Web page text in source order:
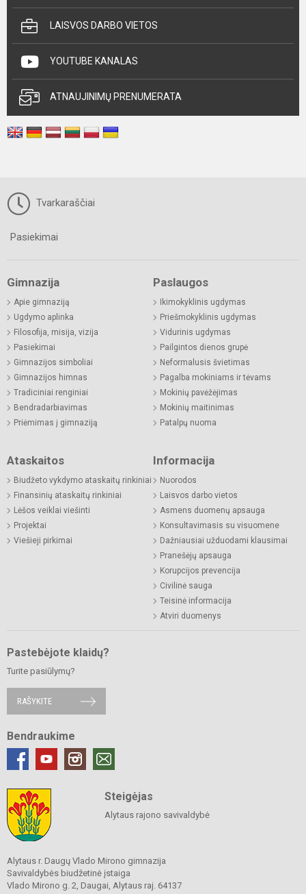
LAISVOS DARBO VIETOS
YOUTUBE KANALAS
ATNAUJINIMŲ PRENUMERATA
Tvarkaraščiai
Pasiekimai
Gimnazija
Apie gimnaziją
Ugdymo aplinka
Filosofija, misija, vizija
Pasiekimai
Gimnazijos simboliai
Gimnazijos himnas
Tradiciniai renginiai
Bendradarbiavimas
Priėmimas į gimnaziją
Paslaugos
Ikimokyklinis ugdymas
Priešmokyklinis ugdymas
Vidurinis ugdymas
Pailgintos dienos grupė
Neformalusis švietimas
Pagalba mokiniams ir tėvams
Mokinių pavėžėjimas
Mokinių maitinimas
Patalpų nuoma
Ataskaitos
Biudžeto vykdymo ataskaitų rinkiniai
Finansinių ataskaitų rinkiniai
Lėšos veiklai viešinti
Projektai
Viešieji pirkimai
Informacija
Nuorodos
Laisvos darbo vietos
Asmens duomenų apsauga
Konsultavimasis su visuomene
Dažniausiai užduodami klausimai
Pranešėjų apsauga
Korupcijos prevencija
Civilinė sauga
Teisinė informacija
Atviri duomenys
Pastebėjote klaidų?
Turite pasiūlymų?
RAŠYKITE
Bendraukime
Steigėjas
Alytaus rajono savivaldybė
Alytaus r. Daugų Vlado Mirono gimnazija
Savivaldybės biudžetinė įstaiga
Vlado Mirono g. 2, Daugai, Alytaus raj. 64137